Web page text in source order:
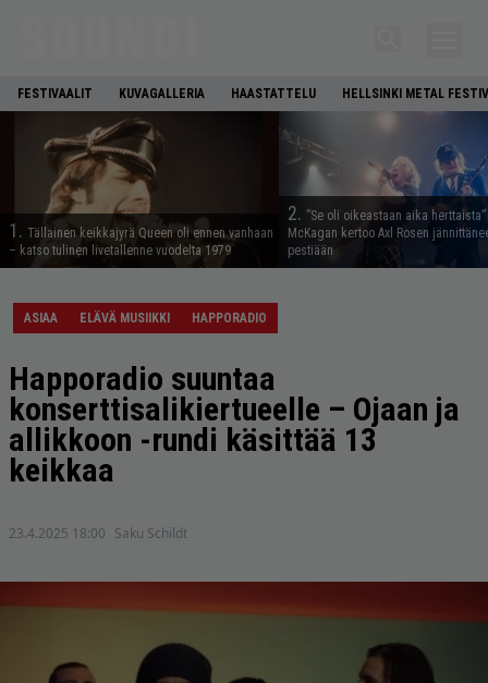
FESTIVAALIT KUVAGALLERIA HAASTATTELU HELLSINKI METAL
1. Tällainen keikkajyrä Queen oli ennen vanhaan
– katso tulinen livetallenne vuodelta 1979
2. ”Se oli oikeastaan aika
McKagan kertoo Axl Rosen
pestiään
ASIAA ELÄVÄ MUSIIKKI HAPPORADIO
Happoradio suuntaa
konserttisalikiertueelle – Ojaan ja
allikkoon -rundi käsittää 13
keikkaa
23.4.2025 18:00 Saku Schildt